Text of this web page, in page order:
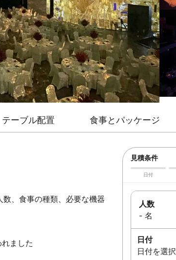
テーブル配置 食事とパッケージ
、食事の種類、必要な機器
ました
見積条件
日付
人数
- 名
日付
日付を選択